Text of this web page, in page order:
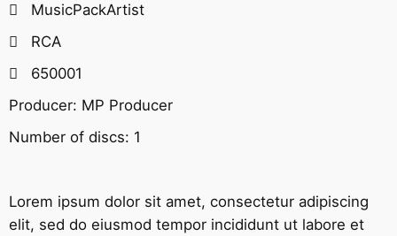
MusicPackArtist
RCA
650001
Producer: MP Producer
Number of discs: 1
Lorem ipsum dolor sit amet, consectetur adipiscing
elit, sed do eiusmod tempor incididunt ut labore et